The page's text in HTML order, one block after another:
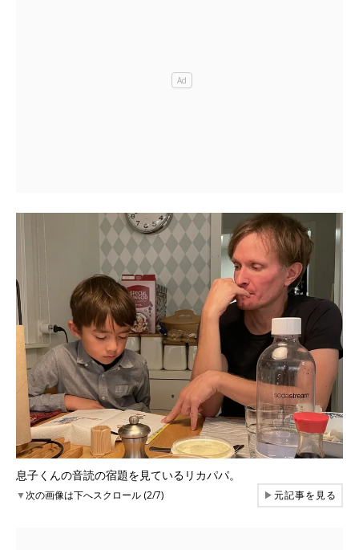
息子くんの音読の宿題を見ているリカパパ。
▼次の画像は下へスクロール (2/7) ▶元記事を見る